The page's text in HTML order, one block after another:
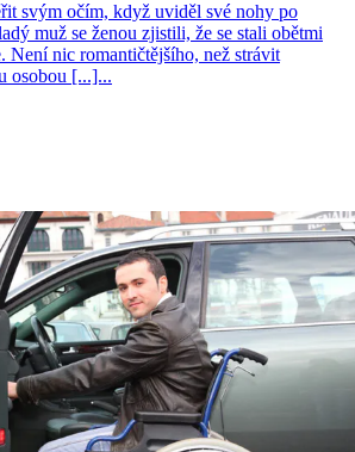
svým očím, když uviděl své nohy po
muž se ženou zjistili, že se stali obětmi
Není nic romantičtějšího, než strávit
osobou [...]...